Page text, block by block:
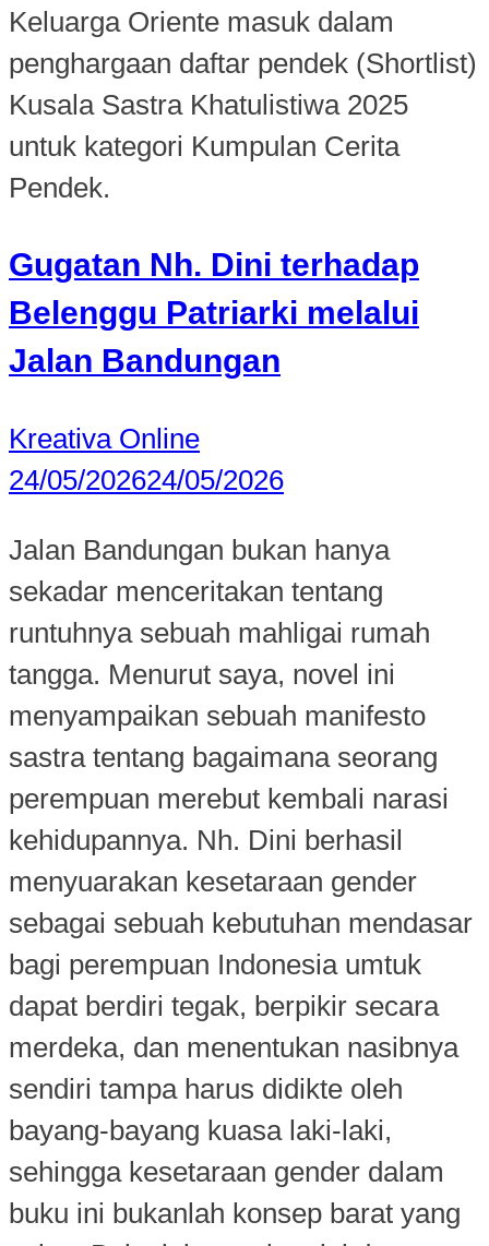
Keluarga Oriente masuk dalam
penghargaan daftar pendek (Shortlist)
Kusala Sastra Khatulistiwa 2025
untuk kategori Kumpulan Cerita
Pendek.
Gugatan Nh. Dini terhadap
Belenggu Patriarki melalui
Jalan Bandungan
Kreativa Online
24/05/202624/05/2026
Jalan Bandungan bukan hanya
sekadar menceritakan tentang
runtuhnya sebuah mahligai rumah
tangga. Menurut saya, novel ini
menyampaikan sebuah manifesto
sastra tentang bagaimana seorang
perempuan merebut kembali narasi
kehidupannya. Nh. Dini berhasil
menyuarakan kesetaraan gender
sebagai sebuah kebutuhan mendasar
bagi perempuan Indonesia umtuk
dapat berdiri tegak, berpikir secara
merdeka, dan menentukan nasibnya
sendiri tampa harus didikte oleh
bayang-bayang kuasa laki-laki,
sehingga kesetaraan gender dalam
buku ini bukanlah konsep barat yang